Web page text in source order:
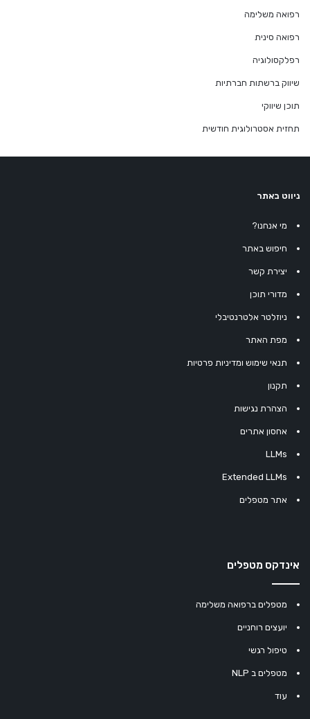
רפואה משלימה
רפואה סינית
רפלקסולוגיה
שיווק ברשתות חברתיות
תוכן שיווקי
תחזית אסטרולוגית חודשית
ניווט באתר
מי אנחנו?
חיפוש באתר
יצירת קשר
מדורי תוכן
ניוזלטר אלטרנטיבלי
מפת האתר
תנאי שימוש ומדיניות פרטיות
תקנון
הצהרת נגישות
אחסון אתרים
LLMs
Extended LLMs
אתר מטפלים
אינדקס מטפלים
מטפלים ברפואה משלימה
יועצים רוחניים
טיפול רגשי
מטפלים ב NLP
עוד